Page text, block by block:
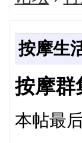
按摩生
按摩群
本帖最